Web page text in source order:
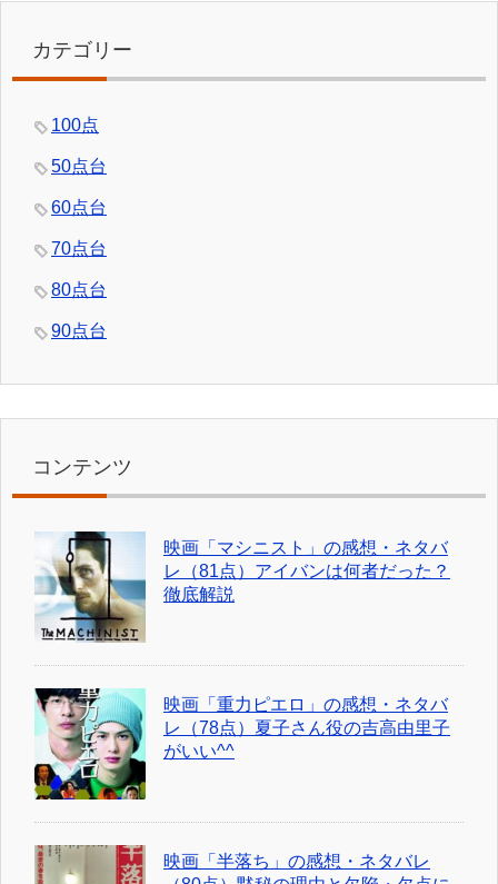
カテゴリー
100点
50点台
60点台
70点台
80点台
90点台
コンテンツ
映画「マシニスト」の感想・ネタバ
レ（81点）アイバンは何者だった？
徹底解説
映画「重力ピエロ」の感想・ネタバ
レ（78点）夏子さん役の吉高由里子
がいい^^
映画「半落ち」の感想・ネタバレ